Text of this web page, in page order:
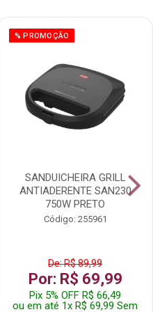
% PROMOÇÃO
SANDUICHEIRA GRILL
ANTIADERENTE SAN230
750W PRETO
Código: 255961
De: R$ 89,99
Por: R$ 69,99
Pix 5% OFF R$ 66,49
ou em até 1x R$ 69,99 Sem